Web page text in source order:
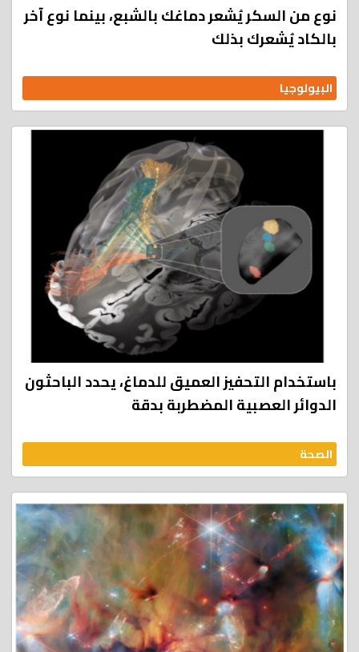
نوع من السكر يُشعر دماغك بالشبع، بينما نوع آخر
بالكاد يُشعرك بذلك
البيولوجيا
باستخدام التحفيز العميق للدماغ، يحدد الباحثون
الدوائر العصبية المضطربة بدقة
الصحة